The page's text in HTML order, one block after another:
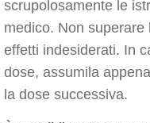
scrupolosamente le
medico. Non
effetti indesiderati. In
dose, assumila
la dose successiva.